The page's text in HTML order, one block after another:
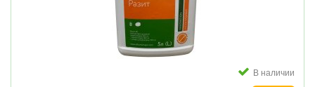
В наличии